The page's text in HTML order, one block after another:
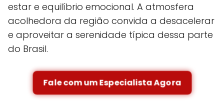
estar e equilíbrio emocional. A atmosfera
acolhedora da região convida a desacelerar
e aproveitar a serenidade típica dessa parte
do Brasil.
Fale com um Especialista Agora